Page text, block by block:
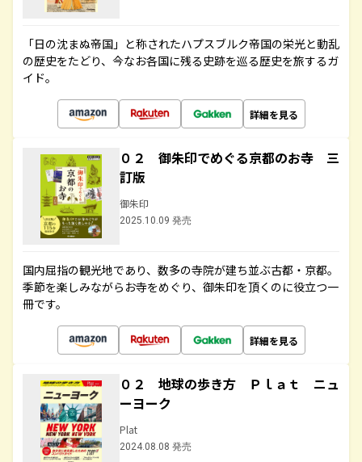
「日の沈まぬ帝国」と称されたハプスブルク帝国の栄光と動乱
の歴史をたどり、今なお各国に残る史跡を巡る歴史を旅するガ
イド。
詳細を見る
０２ 御朱印でめぐる京都のお寺 三
訂版
御朱印
2025.10.09 発売
国内屈指の観光地であり、数多の寺院が建ち並ぶ古都・京都。
季節を楽しみながらお寺をめぐり、御朱印を頂くのに役立つ一
冊です。
詳細を見る
０２ 地球の歩き方 Ｐｌａｔ ニュ
ーヨーク
Plat
2024.08.08 発売